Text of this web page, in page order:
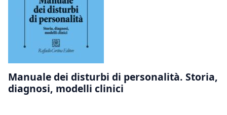
Manuale dei disturbi di personalità. Storia,
diagnosi, modelli clinici